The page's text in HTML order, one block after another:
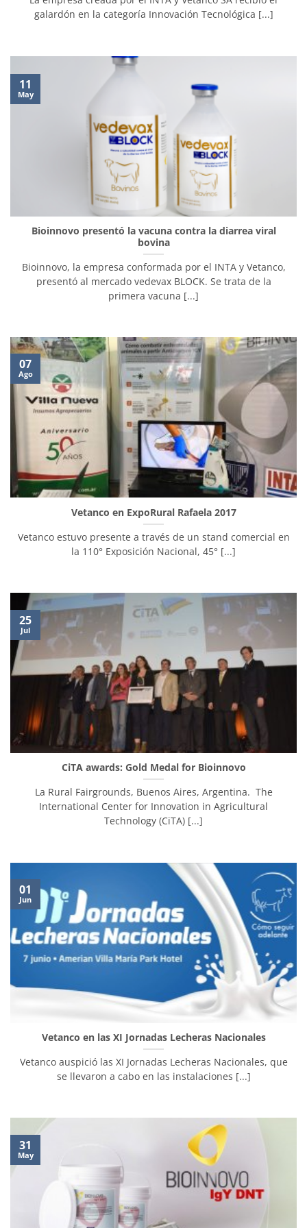
galardón en la categoría Innovación Tecnológica [...]
Bioinnovo presentó la vacuna contra la diarrea viral
bovina
Bioinnovo, la empresa conformada por el INTA y Vetanco,
presentó al mercado vedevax BLOCK. Se trata de la
primera vacuna [...]
11
May
Vetanco en ExpoRural Rafaela 2017
Vetanco estuvo presente a través de un stand comercial en
la 110° Exposición Nacional, 45° [...]
07
Ago
CiTA awards: Gold Medal for Bioinnovo
La Rural Fairgrounds, Buenos Aires, Argentina. The
International Center for Innovation in Agricultural
Technology (CiTA) [...]
25
Jul
Vetanco en las XI Jornadas Lecheras Nacionales
Vetanco auspició las XI Jornadas Lecheras Nacionales, que
se llevaron a cabo en las instalaciones [...]
01
Jun
31
May